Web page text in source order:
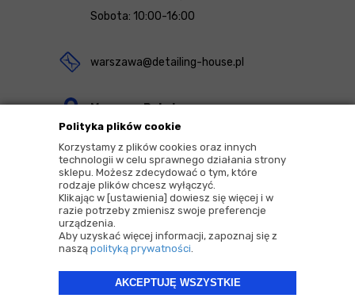
Polityka plików cookie
Korzystamy z plików cookies oraz innych
technologii w celu sprawnego działania strony
sklepu. Możesz zdecydować o tym, które
rodzaje plików chcesz wyłączyć.
Klikając w [ustawienia] dowiesz się więcej i w
razie potrzeby zmienisz swoje preferencje
urządzenia.
Aby uzyskać więcej informacji, zapoznaj się z
naszą polityką prywatności.
AKCEPTUJĘ WSZYSTKIE
Sobota: 10:00-16:00
warszawa@detailing-house.pl
Magazyn Rekcin
Nomos Sp. z o.o. sp.k.
ul. Agrestowa 1
83-010 Rekcin
2026 © Copyrights by |Detailing House